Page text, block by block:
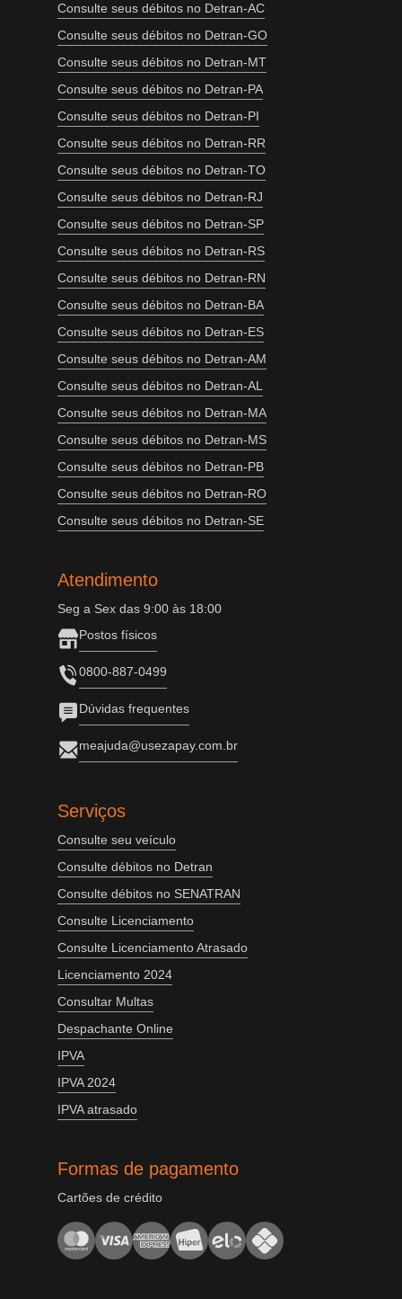
Consulte seus débitos no Detran-AC
Consulte seus débitos no Detran-GO
Consulte seus débitos no Detran-MT
Consulte seus débitos no Detran-PA
Consulte seus débitos no Detran-PI
Consulte seus débitos no Detran-RR
Consulte seus débitos no Detran-TO
Consulte seus débitos no Detran-RJ
Consulte seus débitos no Detran-SP
Consulte seus débitos no Detran-RS
Consulte seus débitos no Detran-RN
Consulte seus débitos no Detran-BA
Consulte seus débitos no Detran-ES
Consulte seus débitos no Detran-AM
Consulte seus débitos no Detran-AL
Consulte seus débitos no Detran-MA
Consulte seus débitos no Detran-MS
Consulte seus débitos no Detran-PB
Consulte seus débitos no Detran-RO
Consulte seus débitos no Detran-SE
Atendimento
Seg a Sex das 9:00 às 18:00
Postos físicos
0800-887-0499
Dúvidas frequentes
meajuda@usezapay.com.br
Serviços
Consulte seu veículo
Consulte débitos no Detran
Consulte débitos no SENATRAN
Consulte Licenciamento
Consulte Licenciamento Atrasado
Licenciamento 2024
Consultar Multas
Despachante Online
IPVA
IPVA 2024
IPVA atrasado
Formas de pagamento
Cartões de crédito